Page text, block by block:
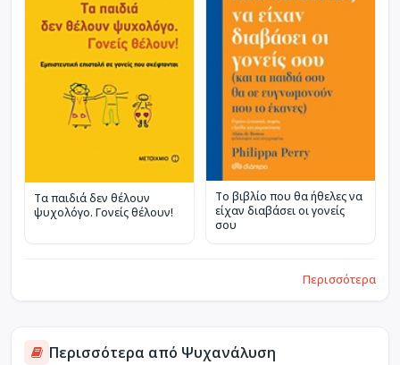
Τα παιδιά δεν θέλουν
ψυχολόγο. Γονείς θέλουν!
Το βιβλίο που θα ήθελες να
είχαν διαβάσει οι γονείς
σου
Περισσότερα
Περισσότερα από Ψυχανάλυση